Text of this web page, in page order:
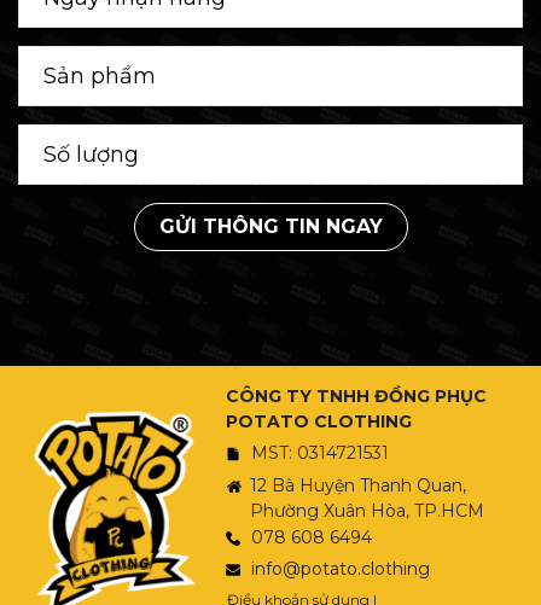
GỬI THÔNG TIN NGAY
CÔNG TY TNHH ĐỒNG PHỤC
POTATO CLOTHING
MST: 0314721531
12 Bà Huyện Thanh Quan,
Phường Xuân Hòa, TP.HCM
078 608 6494
info@potato.clothing
Điều khoản sử dụng |